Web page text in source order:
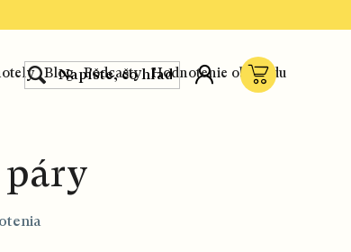
Blog Podcasty Hodnotenie obchoduNákupný
páry